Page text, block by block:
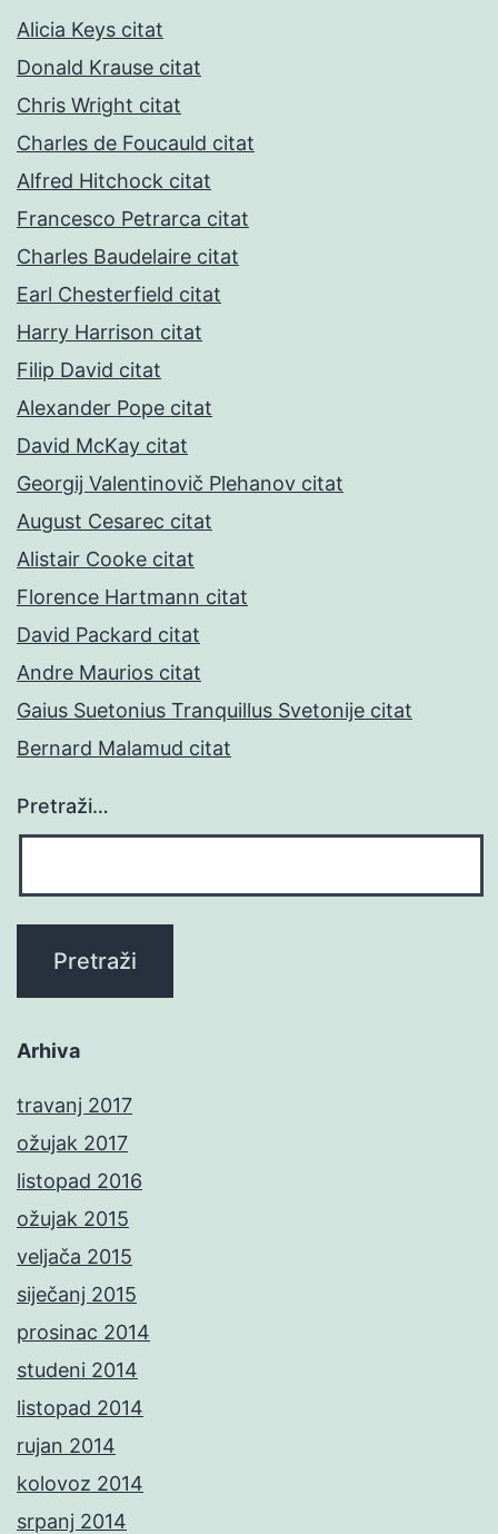
Alicia Keys citat
Donald Krause citat
Chris Wright citat
Charles de Foucauld citat
Alfred Hitchock citat
Francesco Petrarca citat
Charles Baudelaire citat
Earl Chesterfield citat
Harry Harrison citat
Filip David citat
Alexander Pope citat
David McKay citat
Georgij Valentinovič Plehanov citat
August Cesarec citat
Alistair Cooke citat
Florence Hartmann citat
David Packard citat
Andre Maurios citat
Gaius Suetonius Tranquillus Svetonije citat
Bernard Malamud citat
Pretraži…
Arhiva
travanj 2017
ožujak 2017
listopad 2016
ožujak 2015
veljača 2015
siječanj 2015
prosinac 2014
studeni 2014
listopad 2014
rujan 2014
kolovoz 2014
srpanj 2014